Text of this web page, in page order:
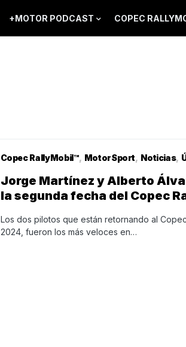
+MOTOR PODCAST COPEC
Copec RallyMobil™ MotorSport Noticias
Jorge Martínez y Alberto
la segunda fecha del Copec
Los dos pilotos que están retornando al
2024, fueron los más veloces en…